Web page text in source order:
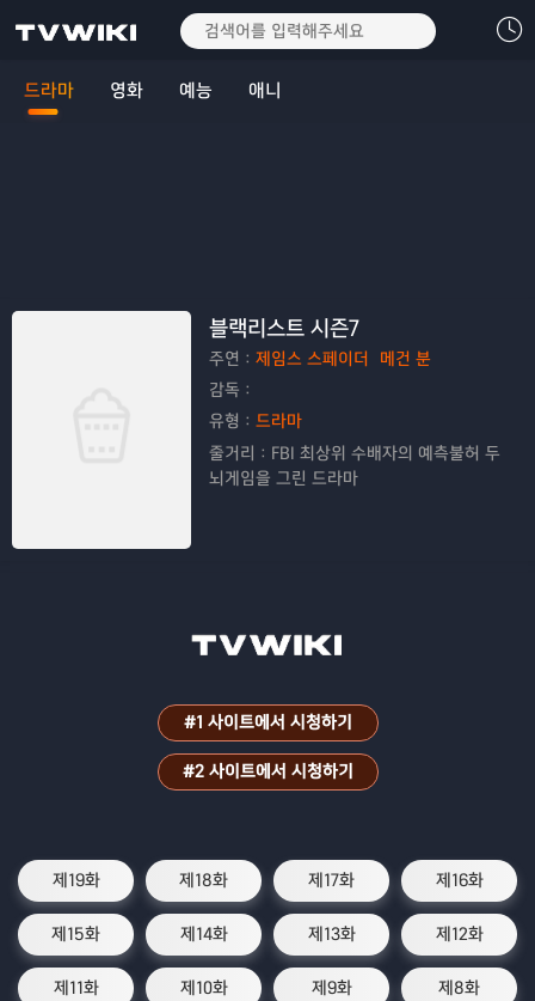
드라마 영화 예능 애니
블랙리스트 시즌7
주연： 제임스 스페이더
메건 분
감독：
유형： 드라마
줄거리： FBI 최상위 수배자의 예측불허 두
뇌게임을 그린 드라마
#1 사이트에서 시청하기
#2 사이트에서 시청하기
제19화 제18화 제17화 제16화
제15화 제14화 제13화 제12화
제11화 제10화 제9화 제8화